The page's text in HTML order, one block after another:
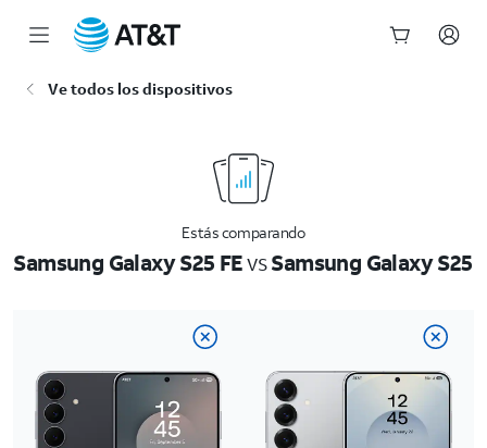
Ve todos los dispositivos
Estás comparando
Samsung Galaxy S25 FEvsSamsung Galaxy S25